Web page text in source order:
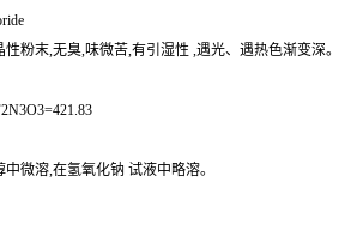
粉末,无臭,味微苦,有引湿性 ,遇光、遇热色渐变深。
中微溶,在氢氧化钠 试液中略溶。